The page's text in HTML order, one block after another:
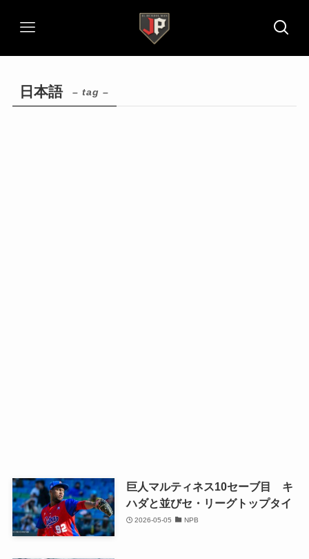
日本語 – tag –
巨人マルティネス10セーブ目 キ
ハダと並びセ・リーグトップタイ
2026-05-05 NPB